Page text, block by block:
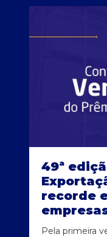
49ª
recorde
Pela primeira